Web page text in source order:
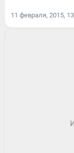
11 февраля, 2015,